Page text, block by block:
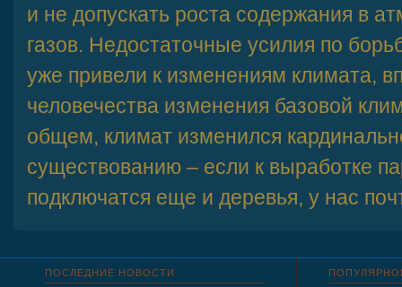
и не допускать роста содержания в
газов. Недостаточные усилия по
уже привели к изменениям климата,
человечества изменения базовой
общем, климат изменился
существованию – если к выработке
подключатся еще и деревья, у нас
ПОСЛЕДНИЕ НОВОСТИ